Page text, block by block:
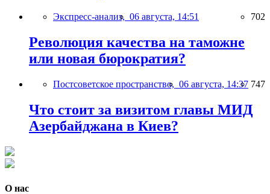
Экспресс-анализ, 06 августа, 14:51 702
Революция качества на таможне
или новая бюрократия?
Постсоветское пространство, 06 августа, 14:37 747
Что стоит за визитом главы МИД
Азербайджана в Киев?
О нас